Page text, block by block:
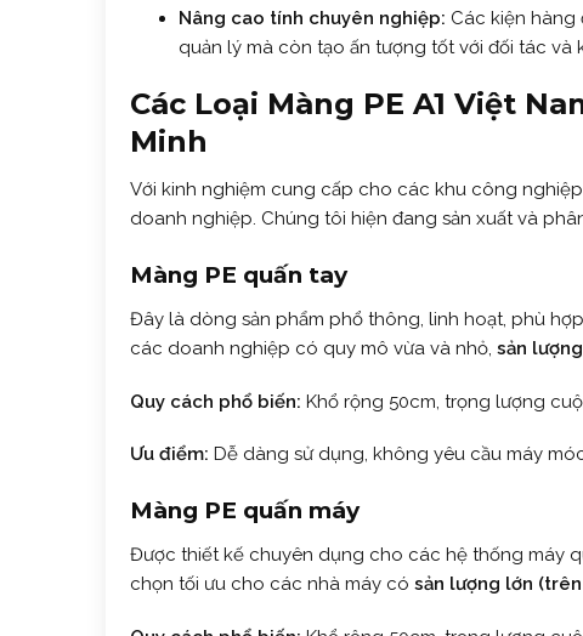
Nâng cao tính chuyên nghiệp: Các kiện
quản lý mà còn tạo ấn tượng tốt với đối tác và
Các Loại Màng PE A1 Việt
Minh
Với kinh nghiệm cung cấp cho các khu công
doanh nghiệp. Chúng tôi hiện đang sản xuất và
Màng PE quấn tay
Đây là dòng sản phẩm phổ thông, linh hoạt, phù
các doanh nghiệp có quy mô vừa và nhỏ, sản
Quy cách phổ biến: Khổ rộng 50cm, trọng lượng
Ưu điểm: Dễ dàng sử dụng, không yêu cầu máy
Màng PE quấn máy
Được thiết kế chuyên dụng cho các hệ thống máy
chọn tối ưu cho các nhà máy có sản lượng lớn